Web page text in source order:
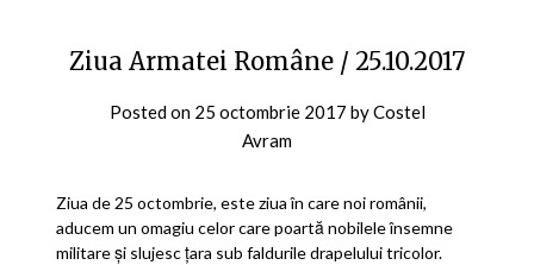
Ziua Armatei Române / 25.10.2017
Posted on 25 octombrie 2017 byCostel
Avram
Ziua de 25 octombrie, este ziua în care noi românii,
aducem un omagiu celor care poartă nobilele însemne
militare şi slujesc ţara sub faldurile drapelului tricolor.